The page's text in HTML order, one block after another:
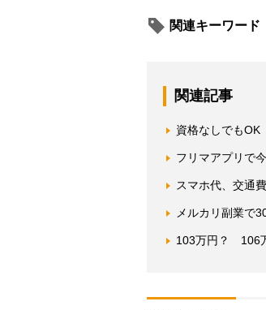
関連キーワード
関連記事
資格なしでも
フリマアプリで
スマホ代、交通
メルカリ副業で
103万円？ 106